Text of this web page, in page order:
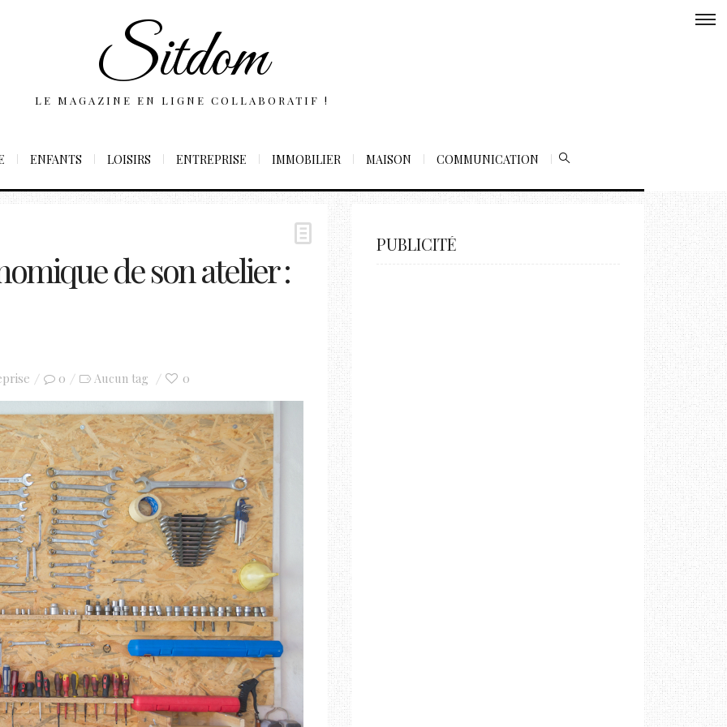
Sitdom
LE MAGAZINE EN LIGNE COLLABORATIF !
ENFANTS LOISIRS ENTREPRISE IMMOBILIER MAISON COMMUNICATION
de son atelier :
0 Aucun tag 0
PUBLICITÉ